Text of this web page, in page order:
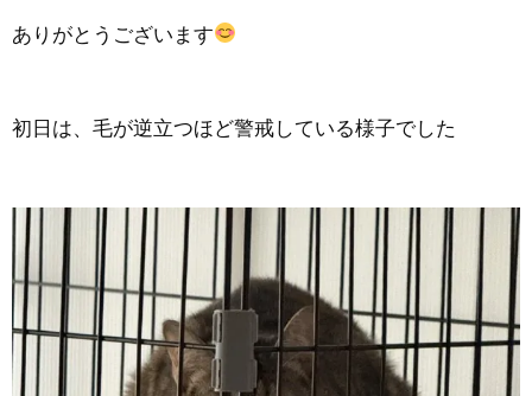
ありがとうございます
初日は、毛が逆立つほど警戒している様子でした